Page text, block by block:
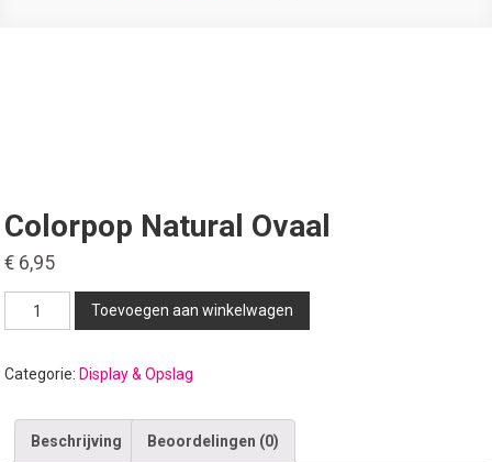
Colorpop Natural Ovaal
€ 6,95
Colorpop
Natural
aantal
Toevoegen aan winkelwagen
Categorie: Display & Opslag
Beschrijving Beoordelingen (0)